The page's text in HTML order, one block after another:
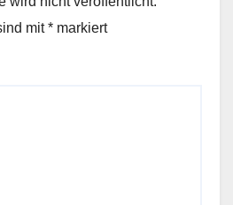
mit* markiert